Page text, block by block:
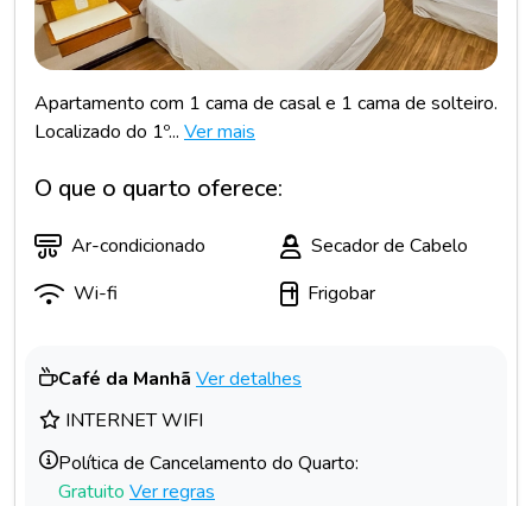
Apartamento com 1 cama de casal e 1 cama de solteiro.
Localizado do 1º... Ver mais
O que o quarto oferece:
Ar-condicionado
Secador de Cabelo
Wi-fi
Frigobar
Café da Manhã Ver detalhes
INTERNET WIFI
Política de Cancelamento do Quarto:
Gratuito Ver regras